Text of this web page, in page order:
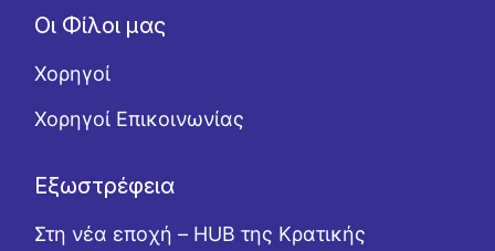
Οι Φίλοι μας
Χορηγοί
Χορηγοί Επικοινωνίας
Εξωστρέφεια
Στη νέα εποχή – HUB της Κρατικής